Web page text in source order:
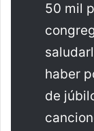
50 mil
haber
de